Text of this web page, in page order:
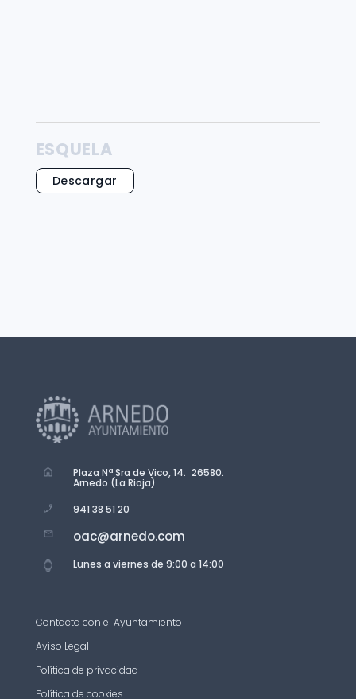
ESQUELA
Descargar
Plaza Nª Sra de Vico, 14. 26580.
Arnedo (La Rioja)
941 38 51 20
oac@arnedo.com
Lunes a viernes de 9:00 a 14:00
Contacta con el Ayuntamiento
Aviso Legal
Política de privacidad
Política de cookies